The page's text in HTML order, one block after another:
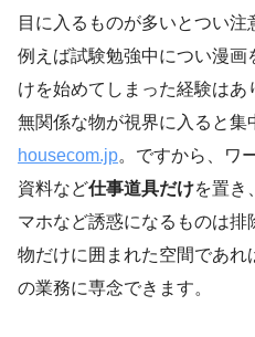
目に入るものが多いとつい注
例えば試験勉強中につい漫
けを始めてしまった経験は
無関係な物が視界に入ると集
housecom.jp。ですから、ワ
資料など仕事道具だけを置き
マホなど誘惑になるものは
物だけに囲まれた空間であ
の業務に専念できます。